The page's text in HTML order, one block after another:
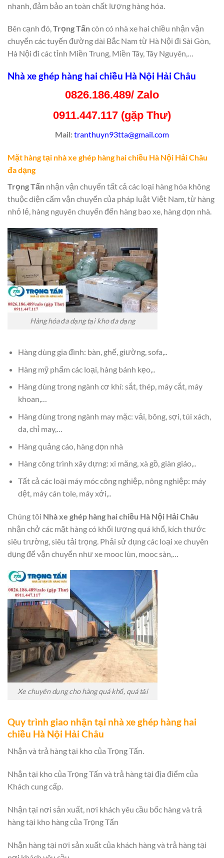
nhanh, đảm bảo an toàn chất lượng hàng hóa.
Bên cạnh đó,Trọng Tấncòn có nhà xe hai chiều nhận vận
chuyển các tuyến đường dài Bắc Nam từ Hà Nội đi Sài Gòn,
Hà Nội đi các tỉnh Miền Trung, Miền Tây, Tây Nguyên,…
Nhà xe ghép hàng hai chiều Hà Nội Hải Châu
0826.186.489/ Zalo
0911.447.117 (gặp Thư)
Mail:tranthuyn93tta@gmail.com
Mặt hàng tại nhà xe ghép hàng hai chiều Hà Nội Hải Châu
đa dạng
Trọng Tấn nhận vận chuyển tất cả các loại hàng hóa không
thuộc diện cấm vận chuyển của pháp luật Việt Nam, từ hàng
nhỏ lẻ, hàng nguyên chuyến đến hàng bao xe, hàng dọn nhà.
Hàng hóa đa dạng tại kho đa dạng
Hàng dùng gia đình: bàn, ghế, giường, sofa,..
Hàng mỹ phẩm các loại, hàng bánh kẹo,..
Hàng dùng trong ngành cơ khí: sắt, thép, máy cắt, máy
khoan,…
Hàng dùng trong ngành may mặc: vải, bông, sợi, túi xách,
da, chỉ may,…
Hàng quảng cáo, hàng dọn nhà
Hàng công trình xây dựng: xi măng, xà gồ, giàn giáo,..
Tất cả các loại máy móc công nghiệp, nông nghiệp: máy
dệt, máy cán tole, máy xới,..
Chúng tôi Nhà xe ghép hàng hai chiều Hà Nội Hải Châu
nhận chở các mặt hàng có khối lượng quá khổ, kích thước
siêu trường, siêu tải trọng. Phải sử dụng các loại xe chuyên
dụng để vận chuyển như xe mooc lùn, mooc sàn,…
Xe chuyên dụng cho hàng quá khổ, quá tải
Quy trình giao nhận tại nhà xe ghép hàng hai
chiều Hà Nội Hải Châu
Nhận và trả hàng tại kho của Trọng Tấn.
Nhận tại kho của Trọng Tấn và trả hàng tại địa điểm của
Khách cung cấp.
Nhận tại nơi sản xuất, nơi khách yêu cầu bốc hàng và trả
hàng tại kho hàng của Trọng Tấn
Nhận hàng tại nơi sản xuất của khách hàng và trả hàng tại